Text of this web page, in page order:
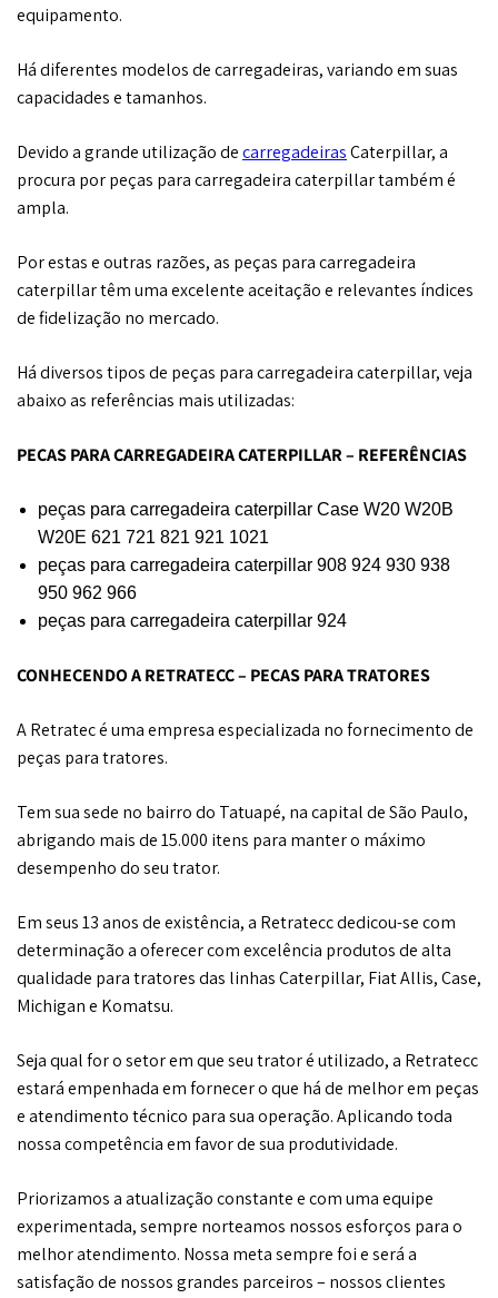
equipamento.
Há diferentes modelos de carregadeiras, variando em suas
capacidades e tamanhos.
Devido a grande utilização decarregadeirasCaterpillar, a
procura por peças para carregadeira caterpillar também é
ampla.
Por estas e outras razões, as peças para carregadeira
caterpillar têm uma excelente aceitação e relevantes índices
de fidelização no mercado.
Há diversos tipos de peças para carregadeira caterpillar, veja
abaixo as referências mais utilizadas:
PEÇAS PARA CARREGADEIRA CATERPILLAR – REFERÊNCIAS
peças para carregadeira caterpillar Case W20 W20B
W20E 621 721 821 921 1021
peças para carregadeira caterpillar 908 924 930 938
950 962 966
peças para carregadeira caterpillar 924
CONHECENDO A RETRATECC – PEÇAS PARA TRATORES
A Retratec é uma empresa especializada no fornecimento de
peças para tratores.
Tem sua sede no bairro do Tatuapé, na capital de São Paulo,
abrigando mais de 15.000 itens para manter o máximo
desempenho do seu trator.
Em seus 13 anos de existência, a Retratecc dedicou-se com
determinação a oferecer com excelência produtos de alta
qualidade para tratores das linhas Caterpillar, Fiat Allis, Case,
Michigan e Komatsu.
Seja qual for o setor em que seu trator é utilizado, a Retratecc
estará empenhada em fornecer o que há de melhor em peças
e atendimento técnico para sua operação. Aplicando toda
nossa competência em favor de sua produtividade.
Priorizamos a atualização constante e com uma equipe
experimentada, sempre norteamos nossos esforços para o
melhor atendimento. Nossa meta sempre foi e será a
satisfação de nossos grandes parceiros – nossos clientes